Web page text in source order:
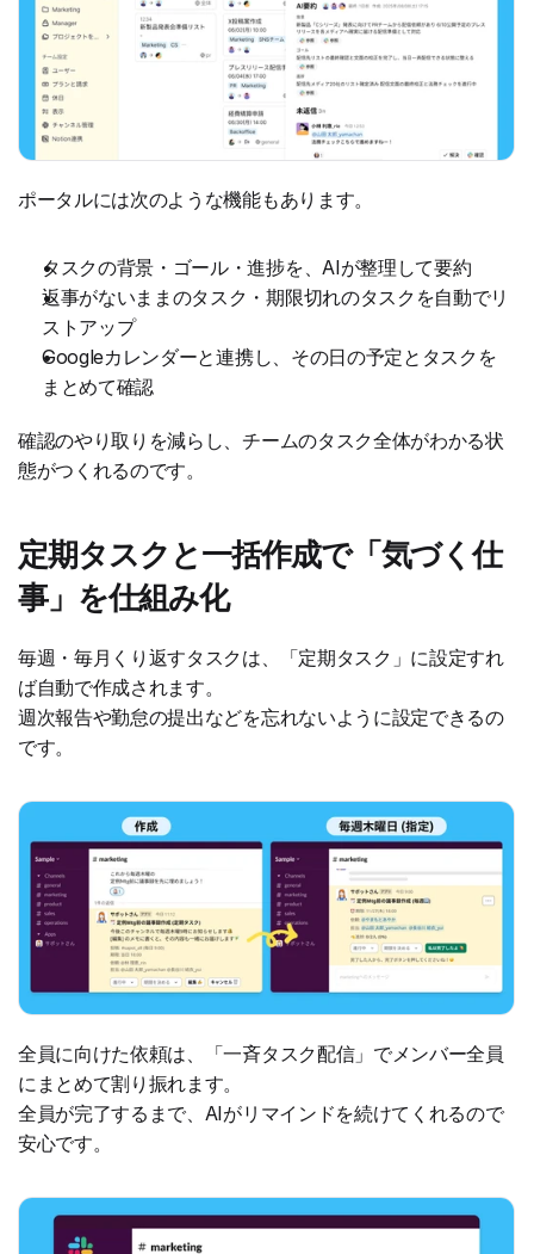
ポータルには次のような機能もあります。
タスクの背景・ゴール・進捗を、AIが整理して要約
返事がないままのタスク・期限切れのタスクを自動でリ
ストアップ
Googleカレンダーと連携し、その日の予定とタスクを
まとめて確認
確認のやり取りを減らし、チームのタスク全体がわかる状
態がつくれるのです。
定期タスクと一括作成で「気づく仕
事」を仕組み化
毎週・毎月くり返すタスクは、「定期タスク」に設定すれ
ば自動で作成されます。
週次報告や勤怠の提出などを忘れないように設定できるの
です。
全員に向けた依頼は、「一斉タスク配信」でメンバー全員
にまとめて割り振れます。
全員が完了するまで、AIがリマインドを続けてくれるので
安心です。